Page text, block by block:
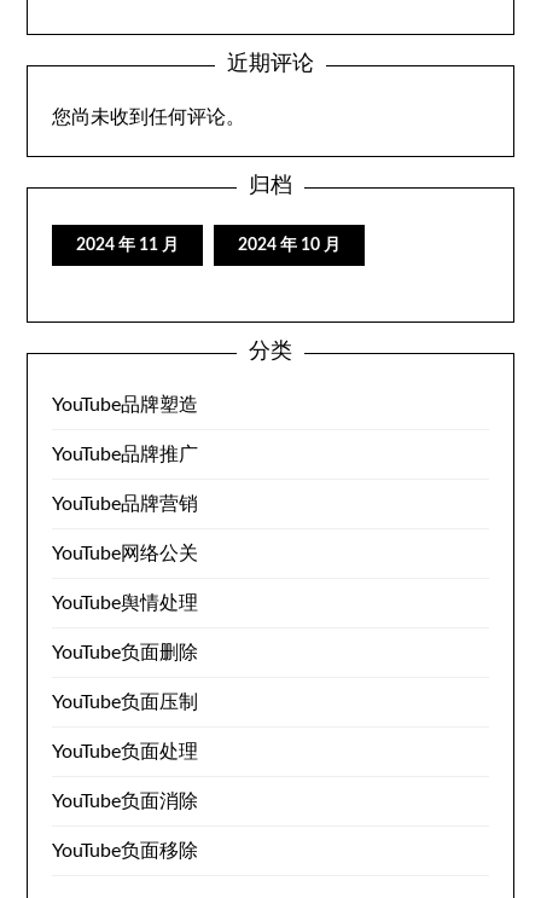
近期评论
您尚未收到任何评论。
归档
2024 年 11 月 2024 年 10 月
分类
YouTube品牌塑造
YouTube品牌推广
YouTube品牌营销
YouTube网络公关
YouTube舆情处理
YouTube负面删除
YouTube负面压制
YouTube负面处理
YouTube负面消除
YouTube负面移除